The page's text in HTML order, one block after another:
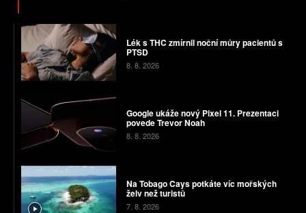
Lék s THC zmírnil noční můry pacientů s
PTSD
8. 8. 2026
Google ukáže nový Pixel 11. Prezentaci
povede Trevor Noah
8. 8. 2026
Na Tobago Cays potkáte víc mořských
želv než turistů
7. 8. 2026